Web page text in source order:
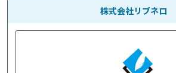
株式会社リブネロ